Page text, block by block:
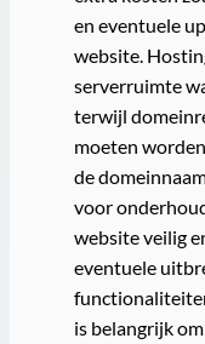
en eventuele
website.
serverruimte
terwijl
moeten
de
voor
website veilig
eventuele
is belangrijk